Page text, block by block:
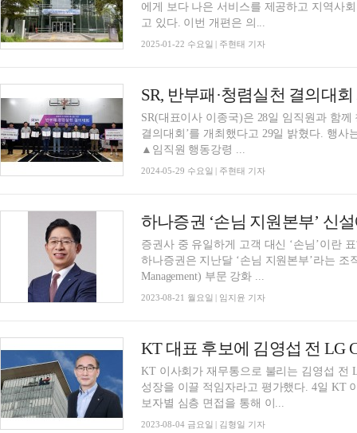
에게 보다 나은 서비스를 제공하고 지역사
고 있다. 이번 개편은 의...
2025-01-22 수요일 | 주현태 기자
SR, 반부패·청렴실천 결의대
SR(대표이사 이종국)은 28일 임직원과 함
결의대회’를 개최했다고 29일 밝혔다. 행사는 이종국 SR 대표이사 등 임직원 240여명이 모여
▲임직원 행동강령 ...
2024-05-29 수요일 | 주현태 기자
하나증권 ‘손님 지원본부’ 신
증권사 중 유일하게 고객 대신 ‘손님’이란
하나증권은 지난달 ‘손님 지원본부’라는
Management) 부문 강화 ...
2023-08-21 월요일 | 임지윤 기자
KT 대표 후보에 김영섭 전 LG
KT 이사회가 재무통으로 불리는 김영섭 전
성장을 이끌 적임자라고 평가했다. 4일 KT 이사회는 이사후보추천위원회가 총 3인에 대한 후
보자별 심층 면접을 통해 이...
2023-08-04 금요일 | 김형일 기자